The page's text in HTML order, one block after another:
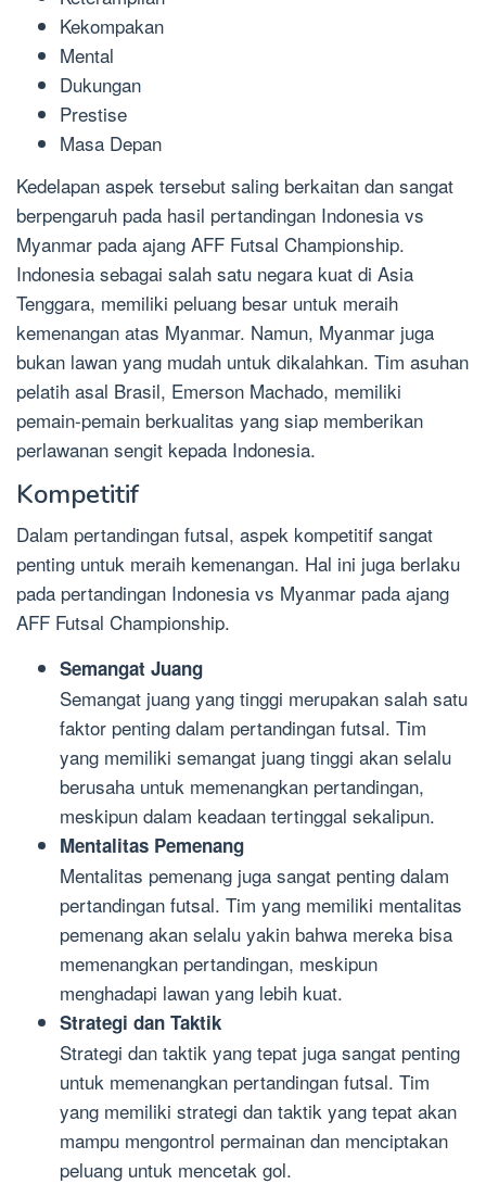
Kekompakan
Mental
Dukungan
Prestise
Masa Depan
Kedelapan aspek tersebut saling berkaitan dan sangat
berpengaruh pada hasil pertandingan Indonesia vs
Myanmar pada ajang AFF Futsal Championship.
Indonesia sebagai salah satu negara kuat di Asia
Tenggara, memiliki peluang besar untuk meraih
kemenangan atas Myanmar. Namun, Myanmar juga
bukan lawan yang mudah untuk dikalahkan. Tim asuhan
pelatih asal Brasil, Emerson Machado, memiliki
pemain-pemain berkualitas yang siap memberikan
perlawanan sengit kepada Indonesia.
Kompetitif
Dalam pertandingan futsal, aspek kompetitif sangat
penting untuk meraih kemenangan. Hal ini juga berlaku
pada pertandingan Indonesia vs Myanmar pada ajang
AFF Futsal Championship.
Semangat Juang
Semangat juang yang tinggi merupakan salah satu
faktor penting dalam pertandingan futsal. Tim
yang memiliki semangat juang tinggi akan selalu
berusaha untuk memenangkan pertandingan,
meskipun dalam keadaan tertinggal sekalipun.
Mentalitas Pemenang
Mentalitas pemenang juga sangat penting dalam
pertandingan futsal. Tim yang memiliki mentalitas
pemenang akan selalu yakin bahwa mereka bisa
memenangkan pertandingan, meskipun
menghadapi lawan yang lebih kuat.
Strategi dan Taktik
Strategi dan taktik yang tepat juga sangat penting
untuk memenangkan pertandingan futsal. Tim
yang memiliki strategi dan taktik yang tepat akan
mampu mengontrol permainan dan menciptakan
peluang untuk mencetak gol.